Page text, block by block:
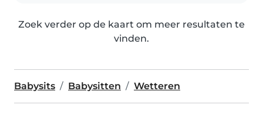
Zoek verder op de kaart om meer resultaten te
vinden.
Babysits Babysitten Wetteren